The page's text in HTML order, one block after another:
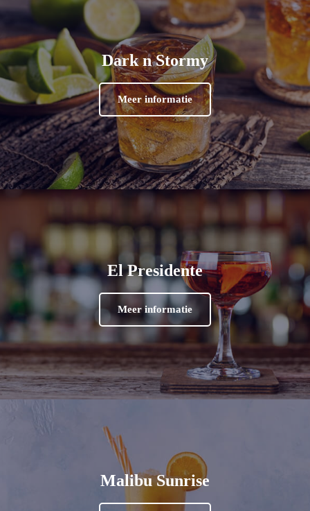
Dark n Stormy
Meer informatie
El Presidente
Meer informatie
Malibu Sunrise